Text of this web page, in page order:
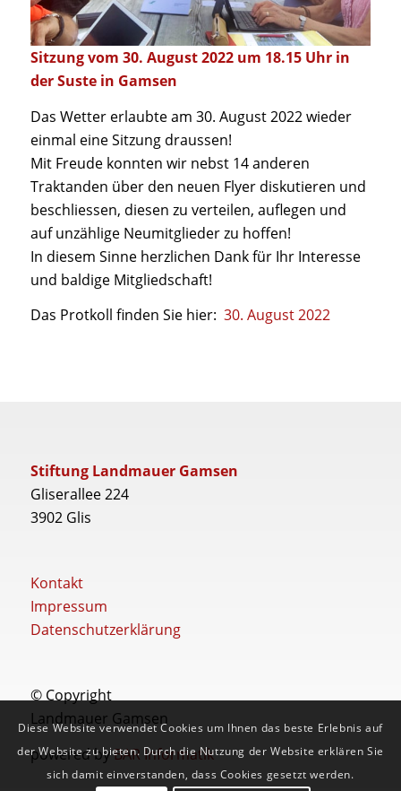
Sitzung vom 30. August 2022 um 18.15 Uhr in
der Suste in Gamsen
Das Wetter erlaubte am 30. August 2022 wieder
einmal eine Sitzung draussen!
Mit Freude konnten wir nebst 14 anderen
Traktanden über den neuen Flyer diskutieren und
beschliessen, diesen zu verteilen, auflegen und
auf unzählige Neumitglieder zu hoffen!
In diesem Sinne herzlichen Dank für Ihr Interesse
und baldige Mitgliedschaft!
Das Protkoll finden Sie hier: 30. August 2022
Stiftung Landmauer Gamsen
Gliserallee 224
3902 Glis
Kontakt
Impressum
Datenschutzerklärung
© Copyright
Landmauer Gamsen
powered byBAR Informatik
Diese Website verwendet Cookies um Ihnen das beste Erlebnis auf
der Website zu bieten. Durch die Nutzung der Website erklären Sie
sich damit einverstanden, dass Cookies gesetzt werden.